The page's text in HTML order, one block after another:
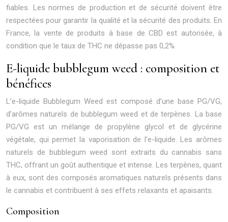
fiables. Les normes de production et de sécurité doivent être
respectées pour garantir la qualité et la sécurité des produits. En
France, la vente de produits à base de CBD est autorisée, à
condition que le taux de THC ne dépasse pas 0,2%.
E-liquide bubblegum weed : composition et
bénéfices
L’e-liquide Bubblegum Weed est composé d’une base PG/VG,
d’arômes naturels de bubblegum weed et de terpènes. La base
PG/VG est un mélange de propylène glycol et de glycérine
végétale, qui permet la vaporisation de l’e-liquide. Les arômes
naturels de bubblegum weed sont extraits du cannabis sans
THC, offrant un goût authentique et intense. Les terpènes, quant
à eux, sont des composés aromatiques naturels présents dans
le cannabis et contribuent à ses effets relaxants et apaisants.
Composition